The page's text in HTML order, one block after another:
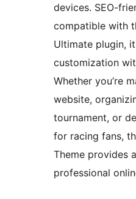
devices. SEO-
compatible with
Ultimate plugin,
customization
Whether you’re
website,
tournament, or
for racing fans,
Theme provides
professional